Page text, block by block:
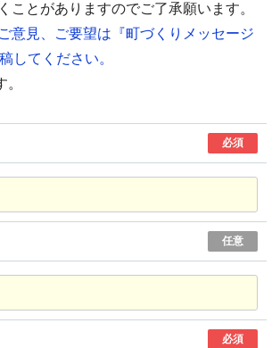
ことがありますのでご了承願います。
意見、ご要望は『町づくりメッセージ
してください。
必須
任意
必須